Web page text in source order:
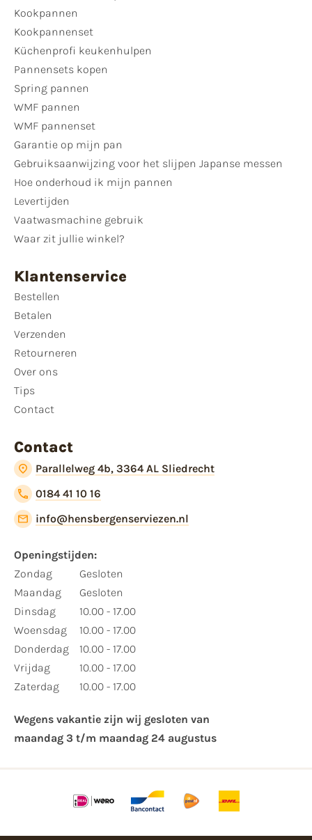
Kookpannen
Kookpannenset
Küchenprofi keukenhulpen
Pannensets kopen
Spring pannen
WMF pannen
WMF pannenset
Garantie op mijn pan
Gebruiksaanwijzing voor het slijpen Japanse messen
Hoe onderhoud ik mijn pannen
Levertijden
Vaatwasmachine gebruik
Waar zit jullie winkel?
Klantenservice
Bestellen
Betalen
Verzenden
Retourneren
Over ons
Tips
Contact
Contact
Parallelweg 4b, 3364 AL Sliedrecht
0184 41 10 16
info@hensbergenserviezen.nl
Openingstijden:​
​Zondag
Maandag
Dinsdag
Woensdag
Donderdag
Vrijdag
Zaterdag
Gesloten
Gesloten
10.00 - 17.00
10.00 - 17.00
10.00 - 17.00
10.00 - 17.00
10.00 - 17.00
Wegens vakantie zijn wij gesloten van ​
maandag 3 t/m maandag 24 augustus